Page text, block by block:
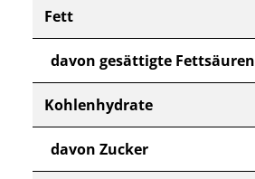
Fett
davon gesättigte Fettsäuren
Kohlenhydrate
davon Zucker